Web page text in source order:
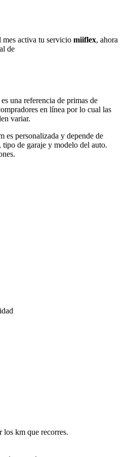
mes activa tu servicio miiflex, ahora
de
una referencia de primas de
en línea por lo cual las
variar.
es personalizada y depende de
tipo de garaje y modelo del auto.
los km que recorres.